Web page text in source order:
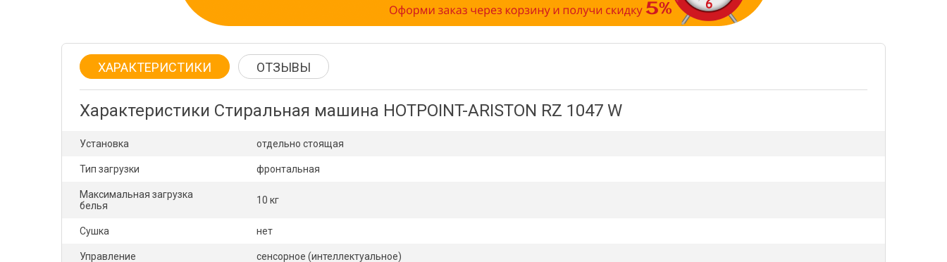
ХАРАКТЕРИСТИКИ ОТЗЫВЫ
Характеристики Стиральная машина HOTPOINT-ARISTON RZ 1047 W
Установка отдельно стоящая
Тип загрузки фронтальная
Максимальная загрузка
белья
10 кг
Сушка нет
Управление сенсорное (интеллектуальное)